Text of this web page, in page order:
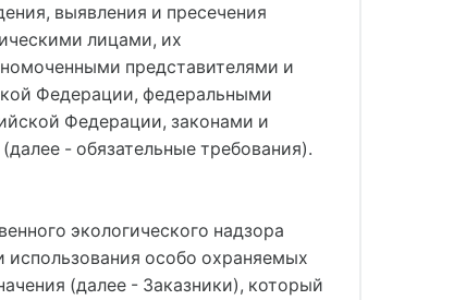
выявления и пресечения
лицами, их
представителями и
Федерации, федеральными
Федерации, законами и
- обязательные требования).
экологического надзора
использования особо охраняемых
(далее - Заказники), который